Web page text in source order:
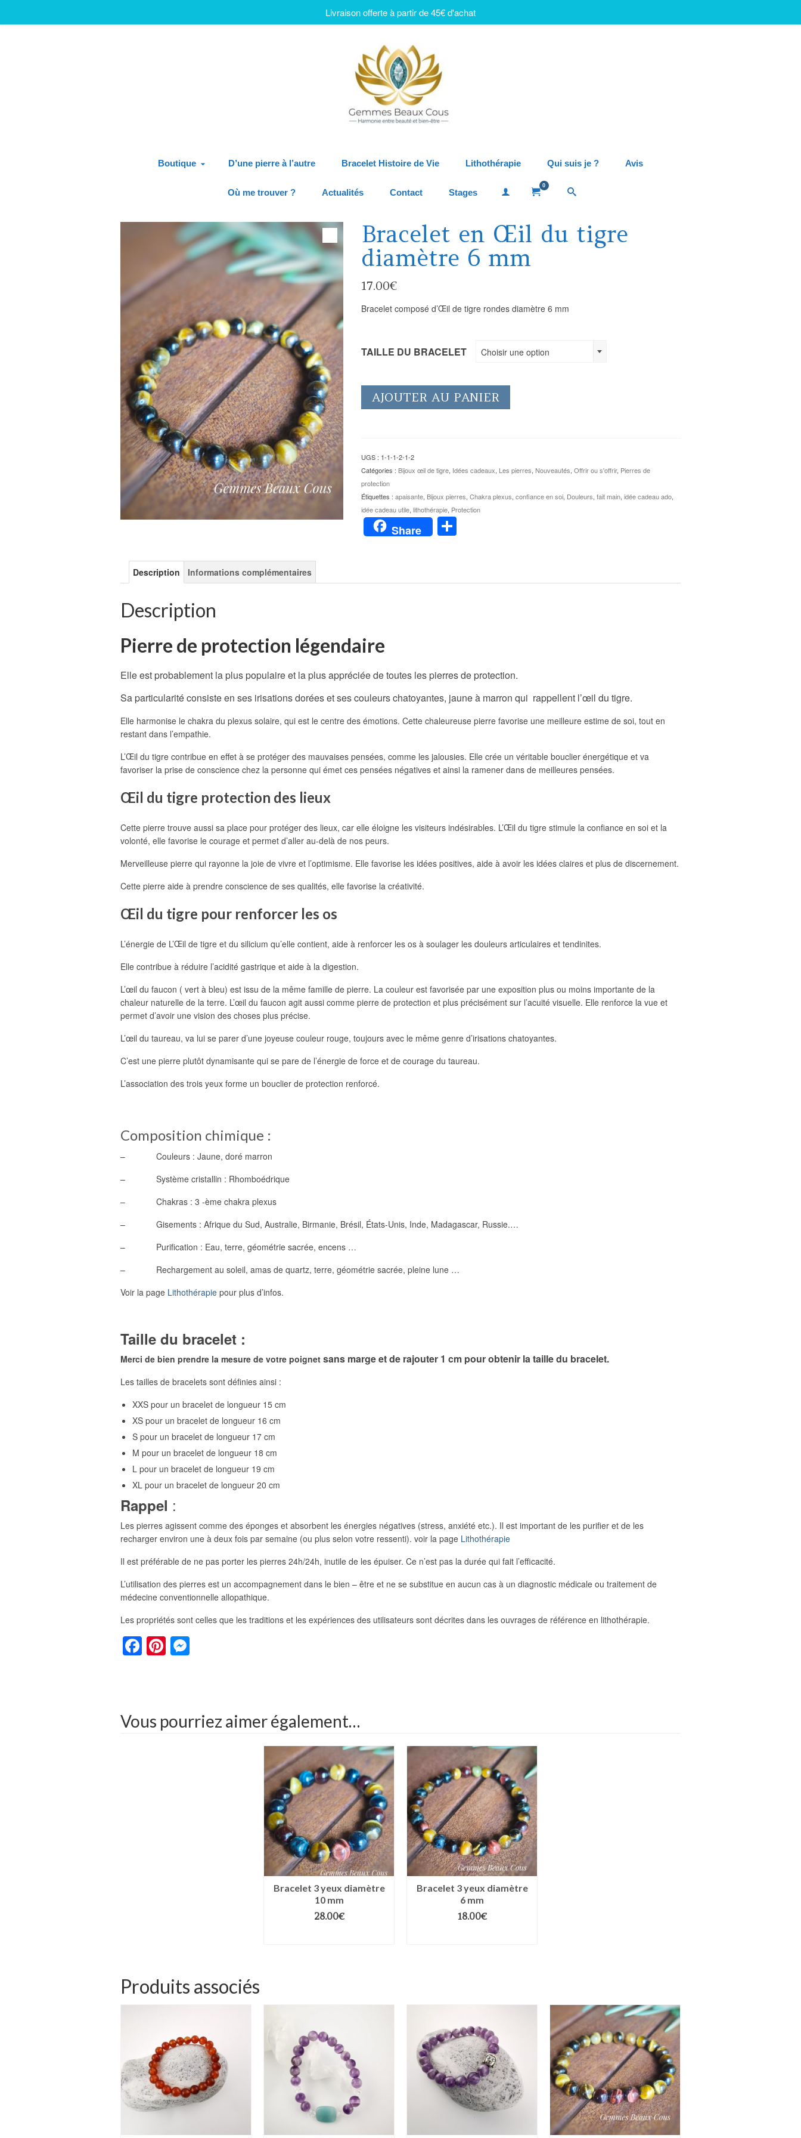
Boutique D’une pierre à l’autre Bracelet Histoire de Vie Lithothérapie Qui suis je ? Avis
Où me trouver ? Actualités Contact Stages
0
Bracelet en Œil du tigre
diamètre 6 mm
17.00€
Bracelet composé d’Œil de tigre rondes diamètre 6 mm
TAILLE DU BRACELET Choisir une option
AJOUTER AU PANIER
UGS : 1-1-1-2-1-2
Catégories : Bijoux œil de tigre, Idées cadeaux, Les pierres, Nouveautés,Offrir ou s'offrir, Pierres de
protection
Étiquettes :apaisante, Bijoux pierres,Chakra plexus,confiance en soi, Douleurs,fait main,idée cadeau ado,
idée cadeau utile,lithothérapie, Protection
Share
Description Informations complémentaires
Description
Pierre de protection légendaire
Elle est probablement la plus populaire et la plus appréciée de toutes les pierres de protection.
Sa particularité consiste en ses irisations dorées et sescouleurs chatoyantes, jaune à marron qui rappellent l’œil du tigre.
Elle harmonise le chakra du plexus solaire, qui est le centre des émotions. Cette chaleureuse pierre favorise une meilleure estime de soi, tout en
restant dans l’empathie.
L’Œil du tigre contribue en effet à se protéger des mauvaises pensées, comme les jalousies. Elle crée un véritable bouclier énergétique et va
favoriser la prise de conscience chez la personne qui émet ces pensées négatives et ainsi la ramener dans de meilleures pensées.
Œil du tigre protection des lieux
Cette pierre trouve aussi sa place pour protéger des lieux, car elle éloigne les visiteurs indésirables. L’Œil du tigre stimule la confiance en soi et la
volonté, elle favorise le courage et permet d’aller au-delà de nos peurs.
Merveilleuse pierre qui rayonne la joie de vivre et l’optimisme. Elle favorise les idées positives, aide à avoir les idées claires et plus de discernement.
Cette pierre aide à prendre conscience de ses qualités, elle favorise la créativité.
Œil du tigre pour renforcer les os
L’énergie de L’Œil de tigre et du silicium qu’elle contient, aide à renforcer les os à soulager les douleurs articulaires et tendinites.
Elle contribue à réduire l’acidité gastrique et aide à la digestion.
L’œil du faucon ( vert à bleu) est issu de la même famille de pierre. La couleur est favorisée par une exposition plus ou moins importante de la
chaleur naturelle de la terre. L’œil du faucon agit aussi comme pierre de protection et plus précisément sur l’acuité visuelle. Elle renforce la vue et
permet d’avoir une vision des choses plus précise.
L’œil du taureau, va lui se parer d’une joyeuse couleur rouge, toujours avec le même genre d’irisations chatoyantes.
C’est une pierre plutôt dynamisante qui se pare de l’énergie de force et de courage du taureau.
L’association des trois yeux forme un bouclier de protection renforcé.
Composition chimique :
– Couleurs : Jaune, doré marron
– Système cristallin : Rhomboédrique
– Chakras : 3 -ème chakra plexus
– Gisements : Afrique du Sud, Australie, Birmanie, Brésil, États-Unis, Inde, Madagascar, Russie.…
– Purification : Eau, terre, géométrie sacrée, encens …
– Rechargement au soleil, amas de quartz, terre, géométrie sacrée, pleine lune …
Voir la page Lithothérapie pour plus d’infos.
Taille du bracelet :
Merci de bien prendre la mesure de votre poignet sans marge et de rajouter 1 cm pour obtenir la taille du bracelet.
Les tailles de bracelets sont définies ainsi :
XXS pour un bracelet de longueur 15 cm
XS pour un bracelet de longueur 16 cm
S pour un bracelet de longueur 17 cm
M pour un bracelet de longueur 18 cm
L pour un bracelet de longueur 19 cm
XL pour un bracelet de longueur 20 cm
Rappel :
Les pierres agissent comme des éponges et absorbent les énergies négatives (stress, anxiété etc.). Il est important de les purifier et de les
recharger environ une à deux fois par semaine (ou plus selon votre ressenti). voir la page Lithothérapie
Il est préférable de ne pas porter les pierres 24h/24h, inutile de les épuiser. Ce n’est pas la durée qui fait l’efficacité.
L’utilisation des pierres est un accompagnement dans le bien – être et ne se substitue en aucun cas à un diagnostic médicale ou traitement de
médecine conventionnelle allopathique.
Les propriétés sont celles que les traditions et les expériences des utilisateurs sont décrites dans les ouvrages de référence en lithothérapie.
Facebook
Pinterest
Vous pourriez aimer également…
Bracelet 3 yeux diamètre
10 mm
28.00€
Bracelet 3 yeux diamètre
6 mm
18.00€
Produits associés
Livraison offerte à partir de 45€ d'achat